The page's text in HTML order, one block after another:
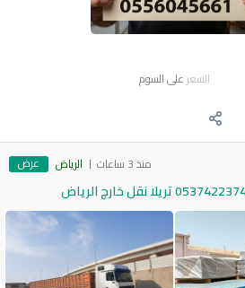
السعر على السوم
منذ 3 ساعات الرياض عرض